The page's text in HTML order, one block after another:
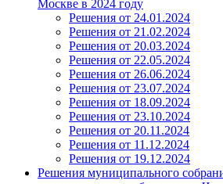
Москве в 2024 году
Решения от 24.01.2024
Решения от 21.02.2024
Решения от 20.03.2024
Решения от 22.05.2024
Решения от 26.06.2024
Решения от 23.07.2024
Решения от 18.09.2024
Решения от 23.10.2024
Решения от 20.11.2024
Решения от 11.12.2024
Решения от 19.12.2024
Решения муниципального